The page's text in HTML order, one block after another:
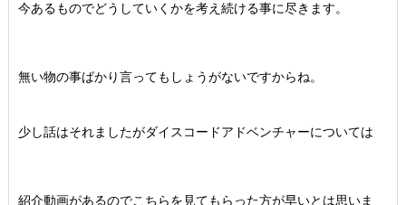
今あるものでどうしていくかを考え続ける事に尽きます。
無い物の事ばかり言ってもしょうがないですからね。
少し話はそれましたがダイスコードアドベンチャーについては
紹介動画があるのでこちらを見てもらった方が早いとは思いま